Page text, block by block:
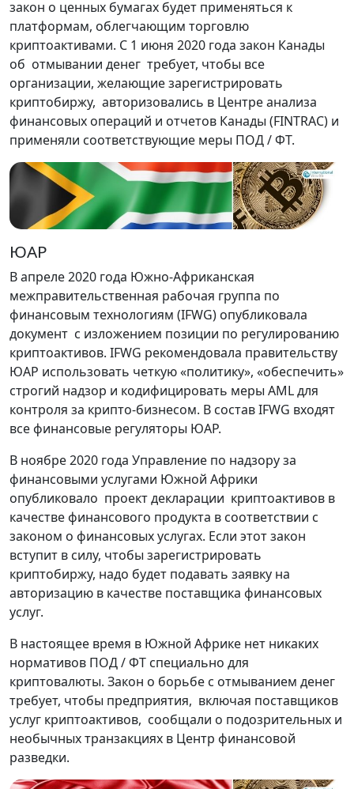
закон о ценных бумагах будет применяться к
платформам, облегчающим торговлю
криптоактивами. С 1 июня 2020 года закон Канады
об отмывании денег требует, чтобы все
организации, желающие зарегистрировать
криптобиржу, авторизовались в Центре анализа
финансовых операций и отчетов Канады (FINTRAC) и
применяли соответствующие меры ПОД / ФТ.
ЮАР
В апреле 2020 года Южно-Африканская
межправительственная рабочая группа по
финансовым технологиям (IFWG) опубликовала
документ с изложением позиции по регулированию
криптоактивов. IFWG рекомендовала правительству
ЮАР использовать четкую «политику», «обеспечить»
строгий надзор и кодифицировать меры AML для
контроля за крипто-бизнесом. В состав IFWG входят
все финансовые регуляторы ЮАР.
В ноябре 2020 года Управление по надзору за
финансовыми услугами Южной Африки
опубликовало проект декларации криптоактивов в
качестве финансового продукта в соответствии с
законом о финансовых услугах. Если этот закон
вступит в силу, чтобы зарегистрировать
криптобиржу, надо будет подавать заявку на
авторизацию в качестве поставщика финансовых
услуг.
В настоящее время в Южной Африке нет никаких
нормативов ПОД / ФТ специально для
криптовалюты. Закон о борьбе с отмыванием денег
требует, чтобы предприятия, включая поставщиков
услуг криптоактивов, сообщали о подозрительных и
необычных транзакциях в Центр финансовой
разведки.